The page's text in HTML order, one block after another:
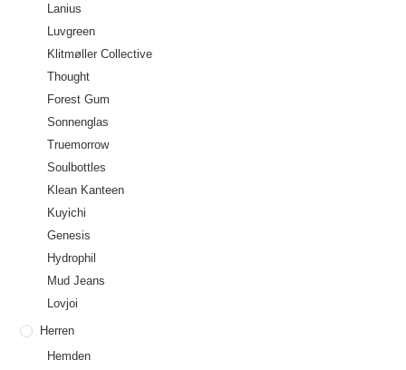
Lanius
Luvgreen
Klitmøller Collective
Thought
Forest Gum
Sonnenglas
Truemorrow
Soulbottles
Klean Kanteen
Kuyichi
Genesis
Hydrophil
Mud Jeans
Lovjoi
Herren
Hemden